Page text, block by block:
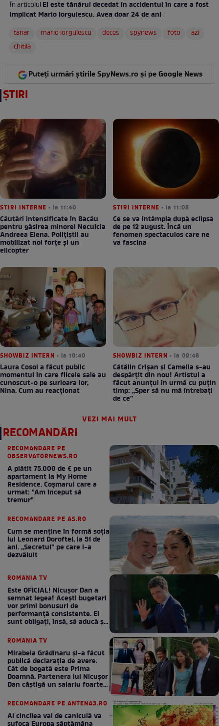
În articolulEl este tânărul decedat în accidentul în care a fost
implicat Mario Iorgulescu. Avea doar 24 de ani :
tanar
mario iorgulescu deces spynews foto
azi
chitila
Puteți urmări știrile SpyNews.ro și pe Google News
ȘTIRI
STIRI INTERNE • la 11:40
Căutări intensificate în Bacău
pentru găsirea minorei Neculcia
Andreea Elena. Polițiștii au
mobilizat noi forțe și un
elicopter
STIRI INTERNE • la 11:08
Ce se va întâmpla după eclipsa
de pe 12 august. Încă un
fenomen spectaculos care ne
va fascina
SHOWBIZ INTERN • la 10:40
Laura Cosoi a făcut public
momentul în care fiicele sale au
cunoscut-o pe surioara lor,
Nina. Cum au reacționat
SHOWBIZ INTERN • la 09:48
Cătălin Crișan și Camelia s-au
despărțit din nou! Artistul a
făcut anunțul în urmă cu puțin
timp: „Sper să nu mă întrebați
de ce”
VEZI MAI MULT
RECOMANDĂRI
RECOMANDARE PE
OBSERVATORNEWS.RO
A plătit 75.000 de € pe un
apartament la My Home
Residence. Coşmarul care a
urmat: "Am început să
tremur"
RECOMANDARE PE AS.RO
Cum se menţine în formă soţia
lui Leonard Doroftei, la 51 de
ani. „Secretul” pe care l-a
dezvăluit
ROMANIA TV
Este OFICIAL! Nicușor Dan a
semnat legea! Acești bugetari
vor primi bonusuri de
performanță consistente. Ei
sunt obligați, însă, să aducă și
ROMANIA TV
Mirabela Grădinaru și-a făcut
publică declarația de avere.
Cât de bogată este Prima
Doamnă. Partenera lui Nicușor
Dan câștigă un salariu foarte
RECOMANDARE PE ANTENA3.RO
Al cincilea val de caniculă va